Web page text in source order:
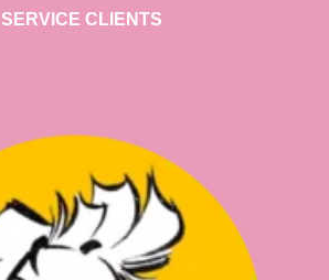
SERVICE CLIENTS